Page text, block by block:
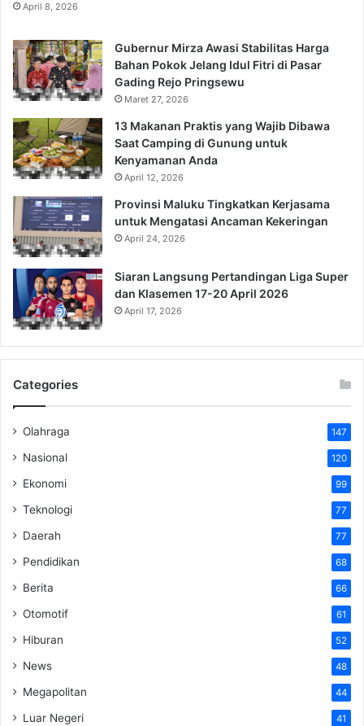
April 8, 2026
Gubernur Mirza Awasi Stabilitas Harga
Bahan Pokok Jelang Idul Fitri di Pasar
Gading Rejo Pringsewu
Maret 27, 2026
13 Makanan Praktis yang Wajib Dibawa
Saat Camping di Gunung untuk
Kenyamanan Anda
April 12, 2026
Provinsi Maluku Tingkatkan Kerjasama
untuk Mengatasi Ancaman Kekeringan
April 24, 2026
Siaran Langsung Pertandingan Liga Super
dan Klasemen 17-20 April 2026
April 17, 2026
Categories
Olahraga 147
Nasional 120
Ekonomi 99
Teknologi 77
Daerah 77
Pendidikan 68
Berita 66
Otomotif 61
Hiburan 52
News 48
Megapolitan 44
Luar Negeri 41